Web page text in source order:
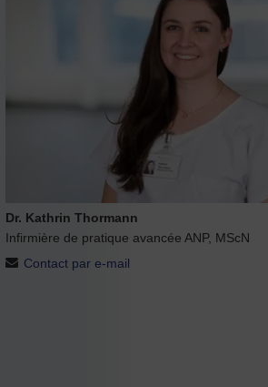
Dr. Kathrin Thormann
Infirmière de pratique avancée ANP, MScN
Contact par e-mail